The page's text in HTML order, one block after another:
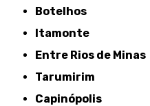
Botelhos
Itamonte
Entre Rios de Minas
Tarumirim
Capinópolis